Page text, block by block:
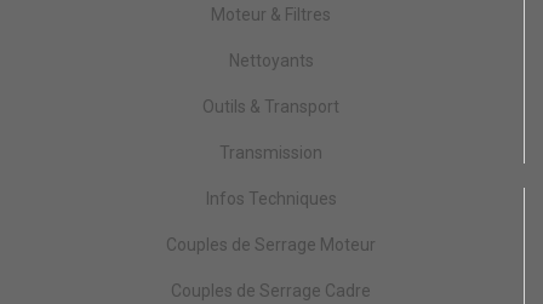
Moteur & Filtres
Nettoyants
Outils & Transport
Transmission
Infos Techniques
Couples de Serrage Moteur
Couples de Serrage Cadre